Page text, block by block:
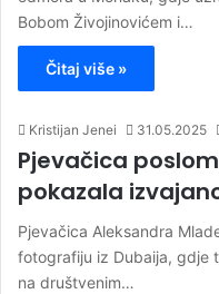
Bobom Živojinovićem i…
Čitaj više »
Kristijan Jenei 31.05.2025
Pjevačica
pokazala
Pjevačica Aleksandra
fotografiju iz Dubaija, gdje
na društvenim…